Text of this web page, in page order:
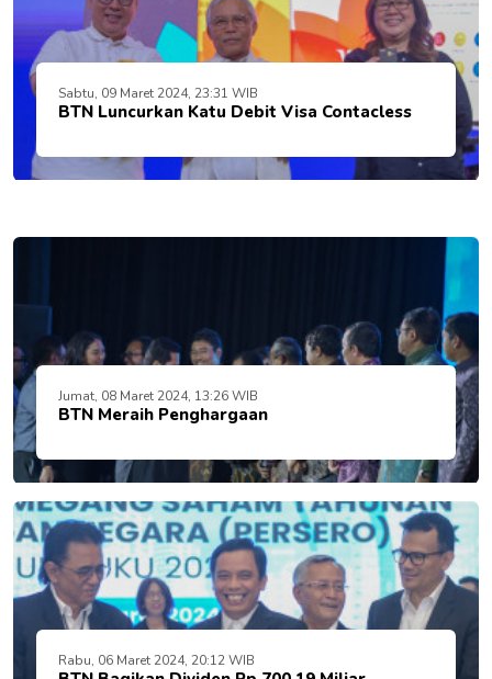
Sabtu, 09 Maret 2024, 23:31 WIB
BTN Luncurkan Katu Debit Visa Contacless
Jumat, 08 Maret 2024, 13:26 WIB
BTN Meraih Penghargaan
Rabu, 06 Maret 2024, 20:12 WIB